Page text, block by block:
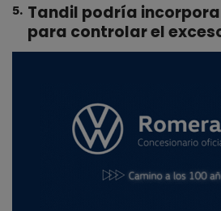
5. Tandil podría
para controlar el